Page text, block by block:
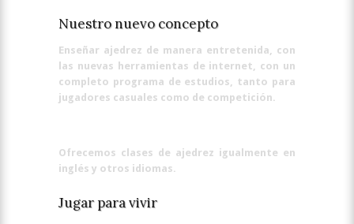
Nuestro nuevo concepto
Enseñar ajedrez de manera entretenida, con
las nuevas herramientas de internet, con un
completo programa de estudios, tanto para
jugadores casuales como de competición.
Ofrecemos clases de ajedrez igualmente en
inglés y otros idiomas.
Jugar para vivir